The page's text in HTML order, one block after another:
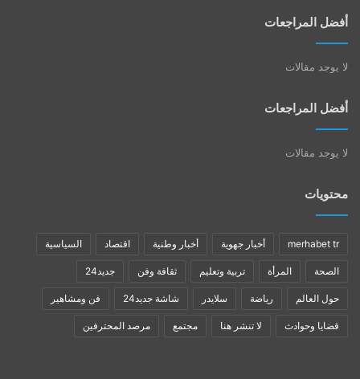
أفضل المراجعات
لا يوجد مقالات
أفضل المراجعات
لا يوجد مقالات
محتويات
merhabet tr أخبار جهوية أخبار وطنية اقتصاد السياسية
الصحة المرأة تربية وتعليم ثقافة وفن جديد24
حول العالم رياضة سلايدر شاشة جديد24 فن ومشاهير
قضايا وحوادث لا تنشر هنا مجتمع مرصد المحترفين